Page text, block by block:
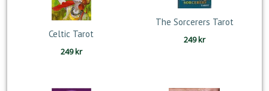
Celtic Tarot
249kr
The Sorcerers Tarot
249kr